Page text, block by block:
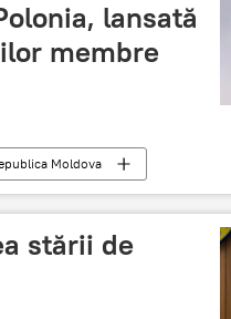
lansată
membre
Moldova
stării de